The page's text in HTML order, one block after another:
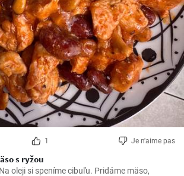
1 Je n'aime pas
s ryžou
oleji si speníme cibuľu. Pridáme mäso,